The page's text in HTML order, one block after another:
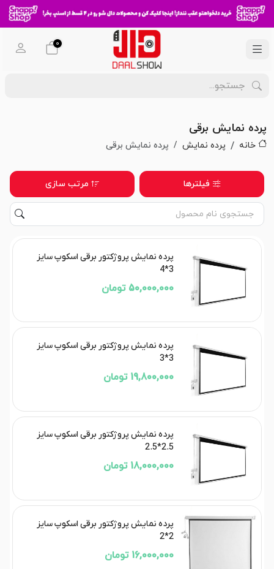
0
پرده نمایش برقی
خانه پرده نمایش پرده نمایش برقی
فیلترها مرتب سازی
پرده نمایش پروژکتور برقی اسکوپ سایز
3*4
50,000,000 تومان
پرده نمایش پروژکتور برقی اسکوپ سایز
3*3
19,800,000 تومان
پرده نمایش پروژکتور برقی اسکوپ سایز
2.5*2.5
18,000,000 تومان
پرده نمایش پروژکتور برقی اسکوپ سایز
2*2
16,000,000 تومان